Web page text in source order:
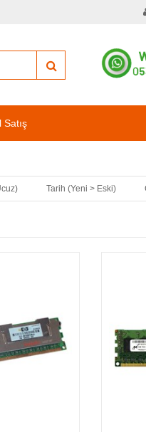
Satış
Tarih (Yeni > Eski)